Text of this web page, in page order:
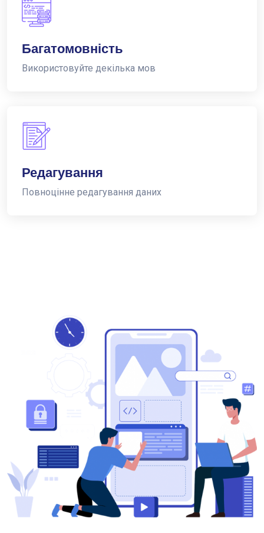
Багатомовність
Використовуйте декілька мов
Редагування
Повноцінне редагування даних